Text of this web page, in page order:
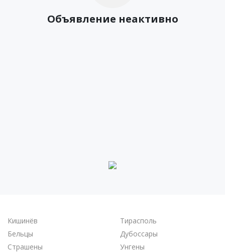
Объявление неактивно
Кишинёв
Бельцы
Страшены
Тирасполь
Дубоссары
Унгены